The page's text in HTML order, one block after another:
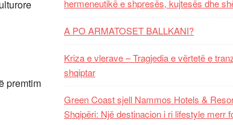
premtim
hermeneutikë e shpresës, kujtesës dhe
A PO ARMATOSET BALLKANI?
Kriza e vlerave – Tragjedia e vërtetë e
shqiptar
Green Coast sjell Nammos Hotels &
Shqipëri: Një destinacion i ri lifestyle merr